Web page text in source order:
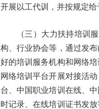
开展以工代训，并按规定
（三）大力扶持培训
构、行业协会等，通过发
好的培训服务机构和网络
网络培训平台开展对接活
台、中国职业培训在线、
时记录、在线培训证书发